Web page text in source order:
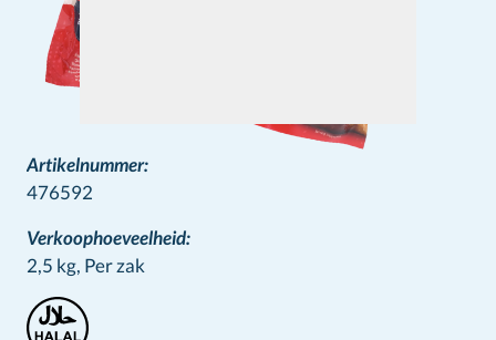
Artikelnummer:
476592
Verkoophoeveelheid:
2,5 kg, Per zak
Stamps